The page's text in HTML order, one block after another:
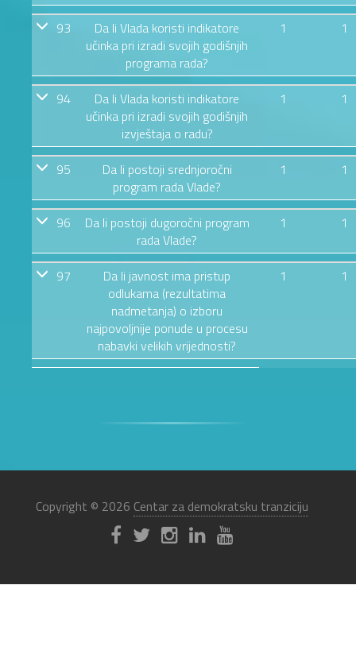
93
Da li Vlada koristi indikatore
učinka pri izradi svojih godišnjih
programa rada?
1 1
94
Da li Vlada koristi indikatore
učinka pri izradi svojih godišnjih
izvještaja o radu?
1 1
95
Da li postoji srednjoročni
program rada Vlade?
1 1
96
Da li postoji dugoročni program
rada Vlade?
1 1
97
Da li javnost ima pristup
odlukama (rezultatima
nadmetanja) o izboru
najpovoljnije ponude u procesu
nabavki velikih vrijednosti?
1 1
Copyright © 2026 Centar za demokratsku tranziciju